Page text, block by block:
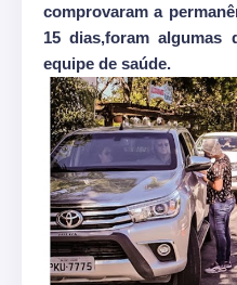
comprovaram a
15 dias,foram algumas
equipe de saúde.